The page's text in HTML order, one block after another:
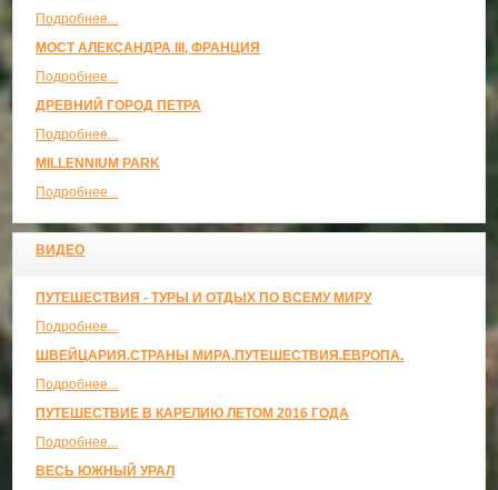
Подробнее...
МОСТ АЛЕКСАНДРА III, ФРАНЦИЯ
Подробнее...
ДРЕВНИЙ ГОРОД ПЕТРА
Подробнее...
MILLENNIUM PARK
Подробнее...
ВИДЕО
ПУТЕШЕСТВИЯ - ТУРЫ И ОТДЫХ ПО ВСЕМУ МИРУ
Подробнее...
ШВЕЙЦАРИЯ.СТРАНЫ МИРА.ПУТЕШЕСТВИЯ.ЕВРОПА.
Подробнее...
ПУТЕШЕСТВИЕ В КАРЕЛИЮ ЛЕТОМ 2016 ГОДА
Подробнее...
ВЕСЬ ЮЖНЫЙ УРАЛ